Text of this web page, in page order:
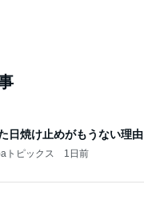
日焼け止めがもうない理由
トピックス 1日前